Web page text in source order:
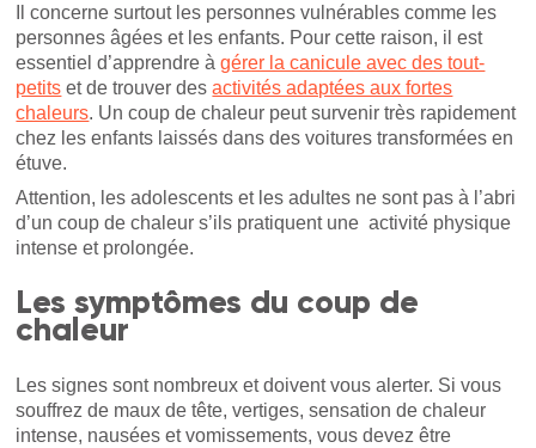
Il concerne surtout les personnes vulnérables comme les
personnes âgées et les enfants. Pour cette raison, il est
essentiel d’apprendre àgérer la canicule avec des tout-
petits et de trouver desactivités adaptées aux fortes
chaleurs. Un coup de chaleur peut survenir très rapidement
chez les enfants laissés dans des voitures transformées en
étuve.
Attention, les adolescents et les adultes ne sont pas à l’abri
d’un coup de chaleur s’ils pratiquent une activité physique
intense et prolongée.
Les symptômes du coup de
chaleur
Les signes sont nombreux et doivent vous alerter. Si vous
souffrez de maux de tête, vertiges, sensation de chaleur
intense, nausées et vomissements, vous devez être